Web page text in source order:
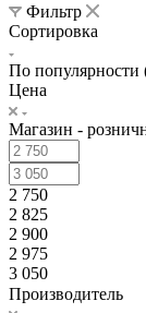
Фильтр
Сортировка
По популярности
Цена
Магазин -
2 750
2 825
2 900
2 975
3 050
Производитель